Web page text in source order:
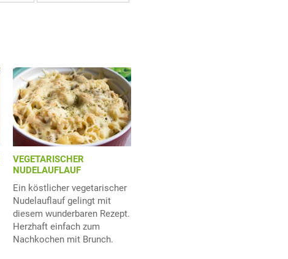
VEGETARISCHER
NUDELAUFLAUF
Ein köstlicher vegetarischer
Nudelauflauf gelingt mit
diesem wunderbaren Rezept.
Herzhaft einfach zum
Nachkochen mit Brunch.